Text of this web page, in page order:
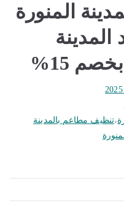
المنورة
امجاد المدينة
15%
،تنظيف مطاعم بالمدينة